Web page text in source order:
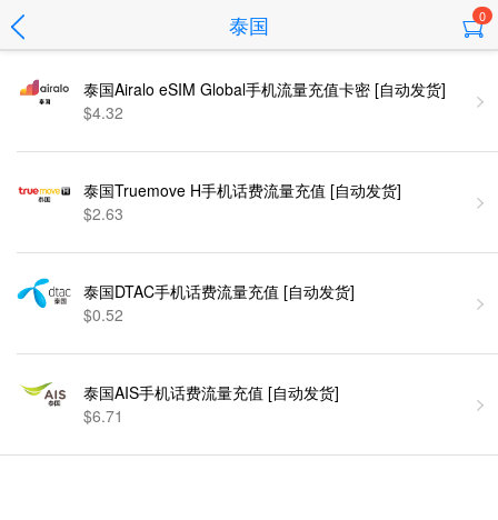
泰国 0
泰国Airalo eSIM Global手机流量充值卡密 [自动发货]
$4.32
泰国Truemove H手机话费流量充值 [自动发货]
$2.63
泰国DTAC手机话费流量充值 [自动发货]
$0.52
泰国AIS手机话费流量充值 [自动发货]
$6.71